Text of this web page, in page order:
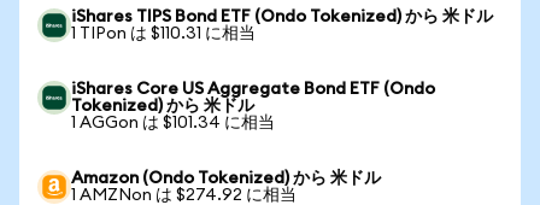
iShares TIPS Bond ETF (Ondo Tokenized) から 米ドル
1 TIPon は $110.31 に相当
iShares Core US Aggregate Bond ETF (Ondo
Tokenized) から 米ドル
1 AGGon は $101.34 に相当
Amazon (Ondo Tokenized) から 米ドル
1 AMZNon は $274.92 に相当